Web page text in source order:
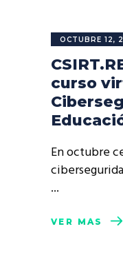
OCTUBRE 12,
curso
En octubre
VER MÁS